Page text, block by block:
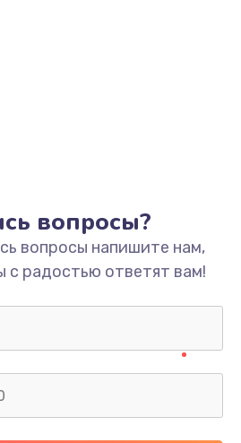
вопросы?
вопросы напишите нам,
с радостью ответят вам!